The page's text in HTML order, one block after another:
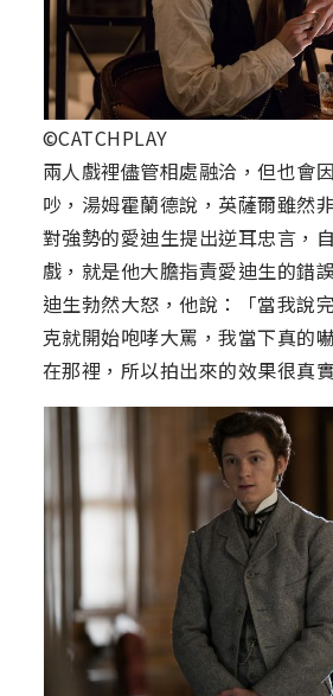
©CATCHPLAY
兩人戲裡儘管相處融洽，但也會
吵，湯姆霍蘭德說，英薩爾雖然
對強勢的愛迪生提出逆耳忠言，
戲，就是他大膽指責愛迪生的錯
迪生勃然大怒，他說：「當我說
克就開始咆哮大罵，我當下真的
在那裡，所以拍出來的效果很真實